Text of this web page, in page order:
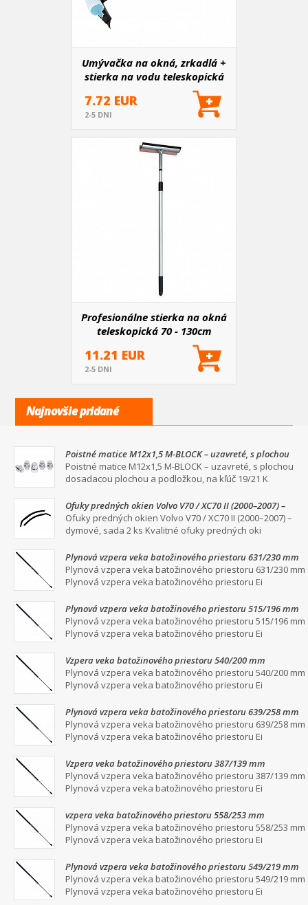
Umývačka na okná, zrkadlá +
stierka na vodu teleskopická
hliníková 59/100 cm
7.72 EUR
2-5 DNI
Profesionálne stierka na okná
teleskopická 70 - 130cm
11.21 EUR
2-5 DNI
Najnovšie pridané
Poistné matice M12x1,5 M-BLOCK – uzavreté, s plochou
dosadacou plochou a podložkou, na kľúč 19/21
Poistné matice M12x1,5 M-BLOCK – uzavreté, s plochou
dosadacou plochou a podložkou, na kľúč 19/21 K
Ofuky predných okien Volvo V70 / XC70 II (2000–2007) –
dymové, sada 2 ks
Ofuky predných okien Volvo V70 / XC70 II (2000–2007) –
dymové, sada 2 ks Kvalitné ofuky predných oki
Plynová vzpera veka batožinového priestoru 631/230 mm
Plynová vzpera veka batožinového priestoru 631/230 mm
Plynová vzpera veka batožinového priestoru Ei
Plynová vzpera veka batožinového priestoru 515/196 mm
Plynová vzpera veka batožinového priestoru 515/196 mm
Plynová vzpera veka batožinového priestoru Ei
Vzpera veka batožinového priestoru 540/200 mm
Plynová vzpera veka batožinového priestoru 540/200 mm
Plynová vzpera veka batožinového priestoru Ei
Plynová vzpera veka batožinového priestoru 639/258 mm
Plynová vzpera veka batožinového priestoru 639/258 mm
Plynová vzpera veka batožinového priestoru Ei
Vzpera veka batožinového priestoru 387/139 mm
Plynová vzpera veka batožinového priestoru 387/139 mm
Plynová vzpera veka batožinového priestoru Ei
vzpera veka batožinového priestoru 558/253 mm
Plynová vzpera veka batožinového priestoru 558/253 mm
Plynová vzpera veka batožinového priestoru Ei
Plynová vzpera veka batožinového priestoru 549/219 mm
Plynová vzpera veka batožinového priestoru 549/219 mm
Plynová vzpera veka batožinového priestoru Ei